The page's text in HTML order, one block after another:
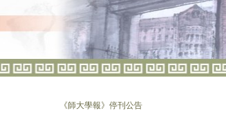
《師大學報》停刊公告